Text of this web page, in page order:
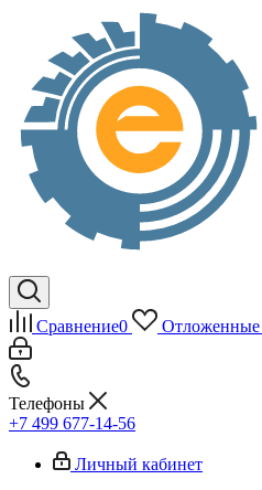
Сравнение0 Отложенные
Телефоны
+7 499 677-14-56
Личный кабинет